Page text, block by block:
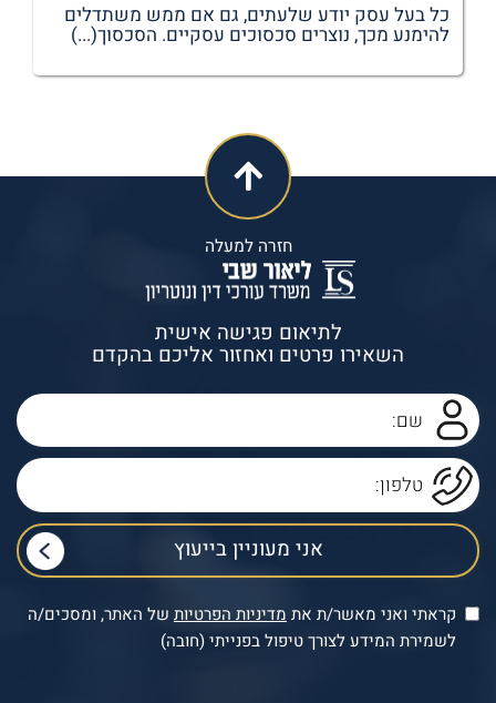
כל בעל עסק יודע שלעתים, גם אם ממש משתדלים
להימנע מכך, נוצרים סכסוכים עסקיים. הסכסוך(...)
חזרה למעלה
לתיאום פגישה אישית
השאירו פרטים ואחזור אליכם בהקדם
קראתי ואני מאשר/ת את מדיניות הפרטיות של האתר, ומסכים/ה
לשמירת המידע לצורך טיפול בפנייתי (חובה)